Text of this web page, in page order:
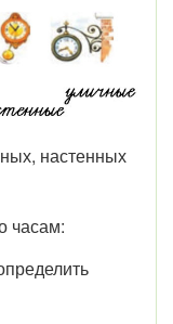
настенных
часам: